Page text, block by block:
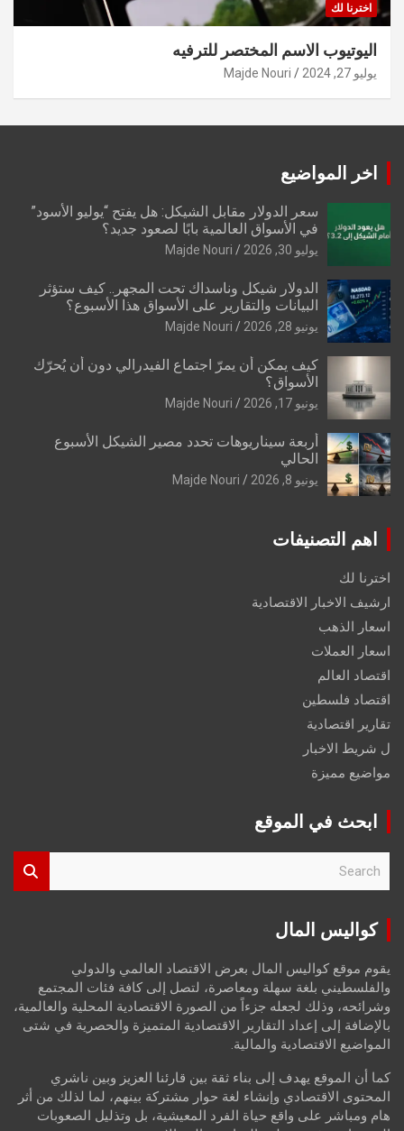
اخترنا لك
اليوتيوب الاسم المختصر للترفيه
يوليو 27, 2024 Majde Nouri
اخر المواضيع
سعر الدولار مقابل الشيكل: هل يفتح “يوليو الأسود”
في الأسواق العالمية بابًا لصعود جديد؟
يوليو 30, 2026 Majde Nouri
الدولار شيكل وناسداك تحت المجهر.. كيف ستؤثر
البيانات والتقارير على الأسواق هذا الأسبوع؟
يونيو 28, 2026 Majde Nouri
كيف يمكن أن يمرّ اجتماع الفيدرالي دون أن يُحرّك
الأسواق؟
يونيو 17, 2026 Majde Nouri
أربعة سيناريوهات تحدد مصير الشيكل الأسبوع
الحالي
يونيو 8, 2026 Majde Nouri
اهم التصنيفات
اخترنا لك
ارشيف الاخبار الاقتصادية
اسعار الذهب
اسعار العملات
اقتصاد العالم
اقتصاد فلسطين
تقارير اقتصادية
ل شريط الاخبار
مواضيع مميزة
ابحث في الموقع
r
كواليس المال
يقوم موقع كواليس المال بعرض الاقتصاد العالمي والدولي
والفلسطيني بلغة سهلة ومعاصرة، لتصل إلى كافة فئات المجتمع
وشرائحه، وذلك لجعله جزءاً من الصورة الاقتصادية المحلية والعالمية،
بالإضافة إلى إعداد التقارير الاقتصادية المتميزة والحصرية في شتى
المواضيع الاقتصادية والمالية.
كما أن الموقع يهدف إلى بناء ثقة بين قارئنا العزيز وبين ناشري
المحتوى الاقتصادي وإنشاء لغة حوار مشتركة بينهم، لما لذلك من أثر
هام ومباشر على واقع حياة الفرد المعيشية، بل وتذليل الصعوبات